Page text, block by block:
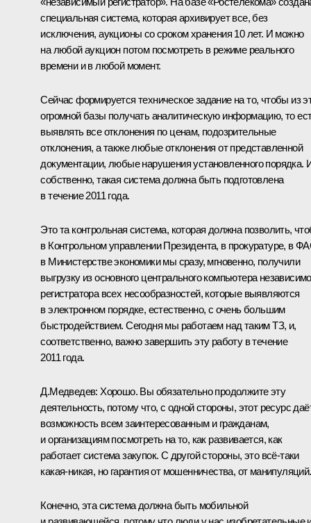
специальная система, которая архивирует все, без
исключения, аукционы со сроком хранения 10 лет. И можно
на любой аукцион потом посмотреть в режиме реального
времени и в любой момент.
Сейчас формируется техническое задание на то, чтобы из
огромной базы получать аналитическую информацию, то
выявлять все отклонения по ценам, подозрительные
отклонения, а также любые отклонения от представленной
документации, любые нарушения установленного порядка.
собственно, такая система должна быть подготовлена
в течение 2011 года.
Это та контрольная система, которая должна позволить,
в Контрольном управлении Президента, в прокуратуре, в
в Министерстве экономики мы сразу, мгновенно, получили
выгрузку из основного центрального компьютера
регистратора всех несообразностей, которые выявляются
в электронном порядке, естественно, с очень большим
быстродействием. Сегодня мы работаем над таким ТЗ, и,
соответственно, важно завершить эту работу в течение
2011 года.
Д.Медведев: Хорошо. Вы обязательно продолжите эту
деятельность, потому что, с одной стороны, этот ресурс
возможность всем заинтересованным и гражданам,
и организациям посмотреть на то, как развивается, как
работает система закупок. С другой стороны, это всё‑таки
какая-никая, но гарантия от мошенничества, от манипуляций.
Конечно, эта система должна быть мобильной